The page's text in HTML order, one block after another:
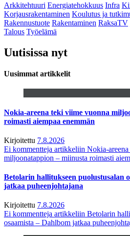
Arkkitehtuuri Energiatehokkuus Infra
Korjausrakentaminen Koulutus ja
Rakennustuote Rakentaminen RaksaTV
Talous Työelämä
Uutisissa nyt
Uusimmat artikkelit
Nokia-areena teki viime vuonna
roimasti aiempaa enemmän
Kirjoitettu 7.8.2026
Ei kommentteja artikkeliin Nokia-
miljoonatappion – miinusta roimasti
Betolarin hallitukseen puolustusalan
jatkaa puheenjohtajana
Kirjoitettu 7.8.2026
Ei kommentteja artikkeliin Betolarin
osaamista – Dahlbom jatkaa